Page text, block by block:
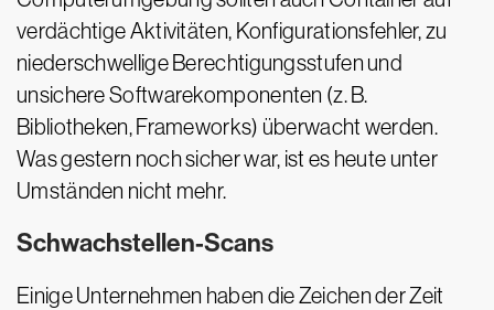
verdächtige Aktivitäten, Konfigurationsfehler, zu
niederschwellige Berechtigungsstufen und
unsichere Softwarekomponenten (z. B.
Bibliotheken, Frameworks) überwacht werden.
Was gestern noch sicher war, ist es heute unter
Umständen nicht mehr.
Schwachstellen-Scans
Einige Unternehmen haben die Zeichen der Zeit